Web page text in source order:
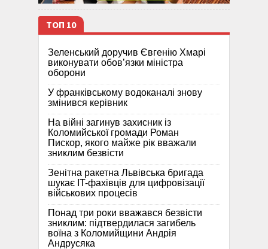
ТОП 10
Зеленський доручив Євгенію Хмарі
виконувати обов’язки міністра
оборони
У франківському водоканалі знову
змінився керівник
На війні загинув захисник із
Коломийської громади Роман
Пискор, якого майже рік вважали
зниклим безвісти
Зенітна ракетна Львівська бригада
шукає IT-фахівців для цифровізації
військових процесів
Понад три роки вважався безвісти
зниклим: підтвердилася загибель
воїна з Коломийщини Андрія
Андрусяка